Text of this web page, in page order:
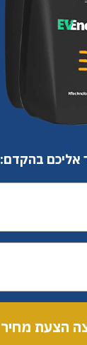
אליכם בהקדם: